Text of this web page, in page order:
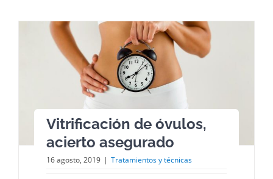
Vitrificación de óvulos,
acierto asegurado
16 agosto, 2019 | Tratamientos y técnicas